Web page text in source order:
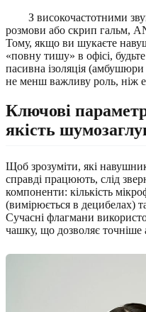
З високочастотними
розмови або скрип гальм,
Тому, якщо ви шукаєте
«повну тишу» в офісі,
пасивна ізоляція (амбушюри
не менш важливу роль, ніж
Ключові
якість
Щоб зрозуміти, які
справді працюють, слід
компоненти: кількість
(вимірюється в децибелах)
Сучасні флагмани
чашку, що дозволяє точніше